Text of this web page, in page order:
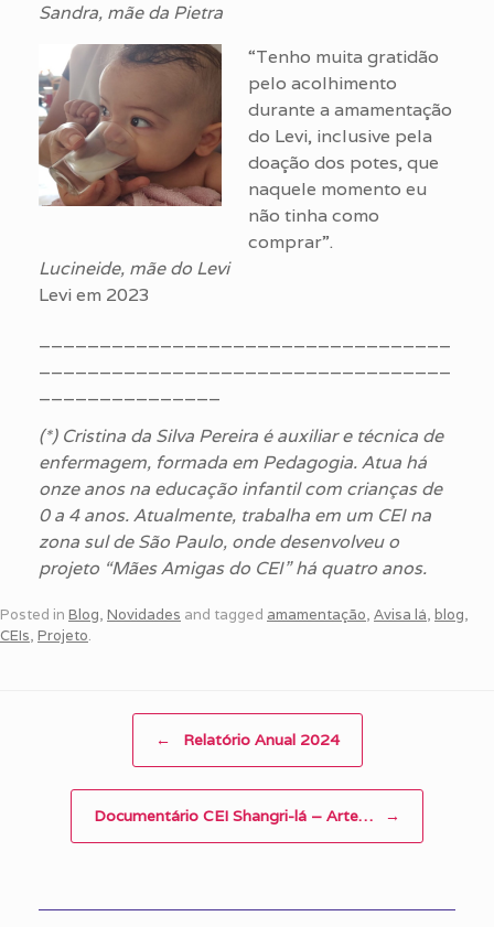
Sandra, mãe da Pietra
“Tenho muita gratidão
pelo acolhimento
durante a amamentação
do Levi, inclusive pela
doação dos potes, que
naquele momento eu
não tinha como
comprar”.
Lucineide, mãe do Levi
Levi em 2023
(*) Cristina da Silva Pereira é auxiliar e técnica de
enfermagem, formada em Pedagogia. Atua há
onze anos na educação infantil com crianças de
0 a 4 anos. Atualmente, trabalha em um CEI na
zona sul de São Paulo, onde desenvolveu o
projeto “Mães Amigas do CEI” há quatro anos.
Posted in Blog, Novidades and tagged amamentação, Avisa lá, blog,
CEIs, Projeto.
← Relatório Anual 2024
Documentário CEI Shangri-lá – Arte… →